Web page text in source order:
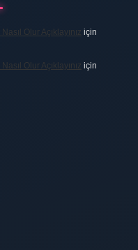
Olur Açıklayınız için
Olur Açıklayınız için